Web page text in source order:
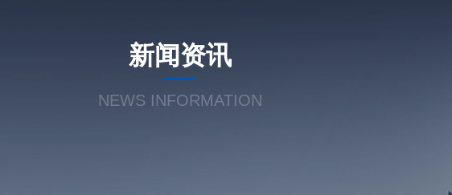
新闻资讯
NEWS INFORMATION